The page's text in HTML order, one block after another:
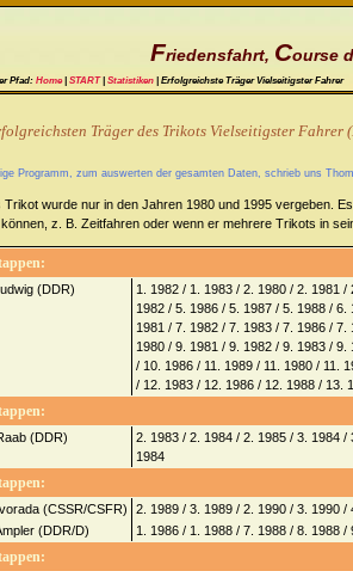
Friedensfahrt, Course
Pfad: Home| START| Statistiken | Erfolgreichste Träger Vielseitigster Fahrer
Träger des Trikots Vielseitigster Fahrer
Programm, zum auswerten der gesamten Daten, schrieb uns
Trikot wurde nur in den Jahren 1980 und 1995 vergeben.
z. B. Zeitfahren oder wenn er mehrere Trikots in
(DDR)
1. 1982 / 1. 1983 / 2. 1980 / 2. 1981
1982 / 5. 1986 / 5. 1987 / 5. 1988 /
1981 / 7. 1982 / 7. 1983 / 7. 1986 /
1980 / 9. 1981 / 9. 1982 / 9. 1983 /
/ 10. 1986 / 11. 1989 / 11. 1980 / 11.
/ 12. 1983 / 12. 1986 / 12. 1988 / 13.
(DDR)
2. 1983 / 2. 1984 / 2. 1985 / 3. 1984
1984
(CSSR/CSFR)
2. 1989 / 3. 1989 / 2. 1990 / 3. 1990
(DDR/D)
1. 1986 / 1. 1988 / 7. 1988 / 8. 1988